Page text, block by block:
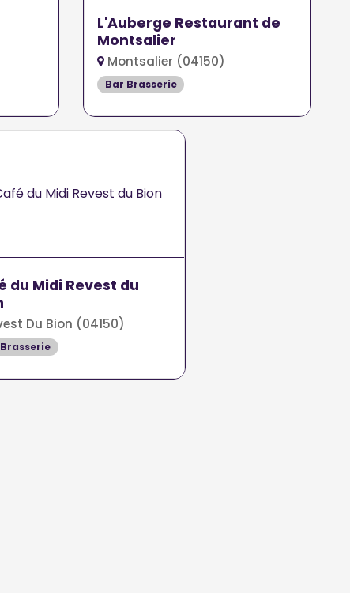
L'Auberge Restaurant de
Montsalier
Montsalier (04150)
Bar Brasserie
du Midi Revest du
Du Bion (04150)